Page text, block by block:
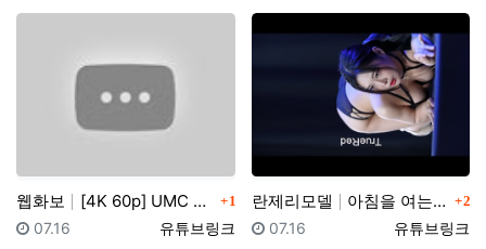
웹화보 [4K 60p] UMC X 팬더티비 MotorShow … 댓글
1
등록자
유튜브링크
등록일
07.16
란제리모델 아침을 여는 ~ 란제리 런웨이 2023 COVER GI… 댓글
2
등록자
유튜브링크
등록일
07.16